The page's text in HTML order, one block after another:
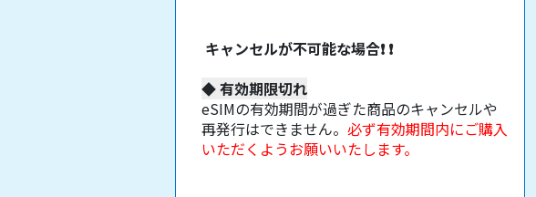
キャンセルが不可能な場合❗❗
◆有効期限切れ
eSIMの有効期間が過ぎた商品のキャンセルや
再発行はできません。 必ず有効期間内にご購入
いただくようお願いいたします。